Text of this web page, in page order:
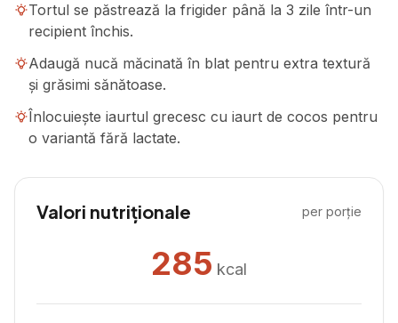
Tortul se păstrează la frigider până la 3 zile într-un
recipient închis.
Adaugă nucă măcinată în blat pentru extra textură
și grăsimi sănătoase.
Înlocuiește iaurtul grecesc cu iaurt de cocos pentru
o variantă fără lactate.
Valori nutriționale per porție
285 kcal